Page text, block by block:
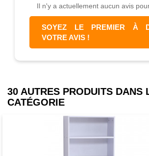
Il n'y a actuellement aucun avis
SOYEZ LE PREMIER À
VOTRE AVIS !
30 AUTRES PRODUITS DANS
CATÉGORIE